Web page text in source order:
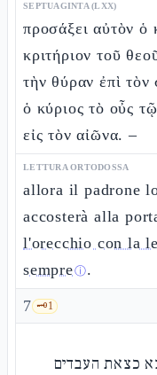
SEPTUAGINTA (LXX)
προσάξει αὐτὸν ὁ
κριτήριον τοῦ
τὴν θύραν ἐπὶ
ὁ κύριος τὸ οὖς
εἰς τὸν αἰῶνα. –
LETTURA ORTODOSSA
allora il padrone
accosterà alla
l'orecchio con la
sempreⓘ.
7 🗝️1
כצאת העבדים